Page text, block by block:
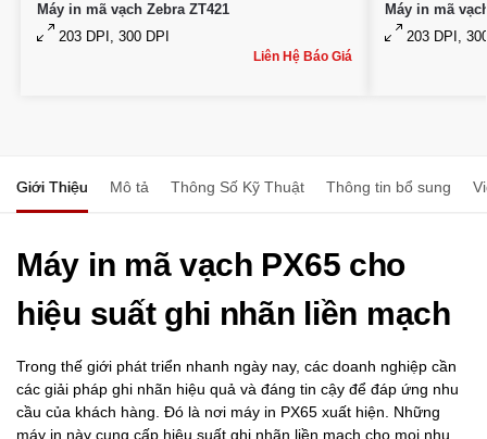
Máy in mã vạch Zebra ZT421
203 DPI, 300 DPI
Liên Hệ Báo Giá
Máy in mã
203 DPI,
Giới Thiệu Mô tả Thông Số Kỹ Thuật Thông tin bổ sung
Máy in mã vạch PX65 cho
hiệu suất ghi nhãn liền mạch
Trong thế giới phát triển nhanh ngày nay, các doanh nghiệp cần
các giải pháp ghi nhãn hiệu quả và đáng tin cậy để đáp ứng nhu
cầu của khách hàng. Đó là nơi máy in PX65 xuất hiện. Những
máy in này cung cấp hiệu suất ghi nhãn liền mạch cho mọi nhu